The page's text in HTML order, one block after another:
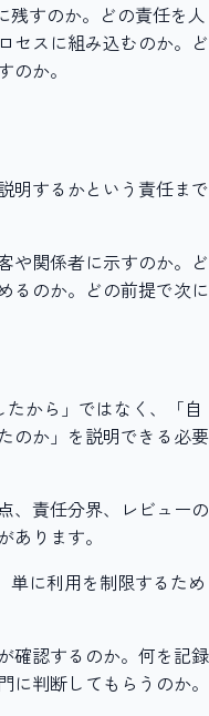
残すのか。どの責任を人
セスに組み込むのか。ど
か。
明するかという責任まで
や関係者に示すのか。ど
るのか。どの前提で次に
から」ではなく、「自
のか」を説明できる必要
、責任分界、レビューの
ります。
単に利用を制限するため
確認するのか。何を記録
判断してもらうのか。